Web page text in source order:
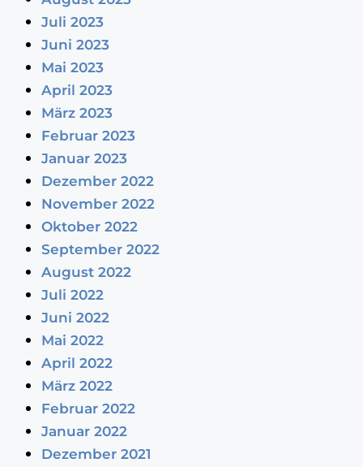
Juli 2023
Juni 2023
Mai 2023
April 2023
März 2023
Februar 2023
Januar 2023
Dezember 2022
November 2022
Oktober 2022
September 2022
August 2022
Juli 2022
Juni 2022
Mai 2022
April 2022
März 2022
Februar 2022
Januar 2022
Dezember 2021